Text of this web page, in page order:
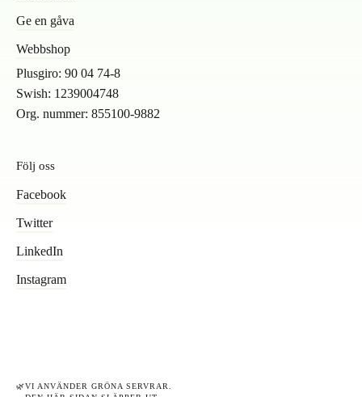
Ge en gåva
Webbshop
Plusgiro: 90 04 74-8
Swish: 1239004748
Org. nummer: 855100-9882
Följ oss
Facebook
Twitter
LinkedIn
Instagram
🌿VI ANVÄNDER GRÖNA SERVRAR.